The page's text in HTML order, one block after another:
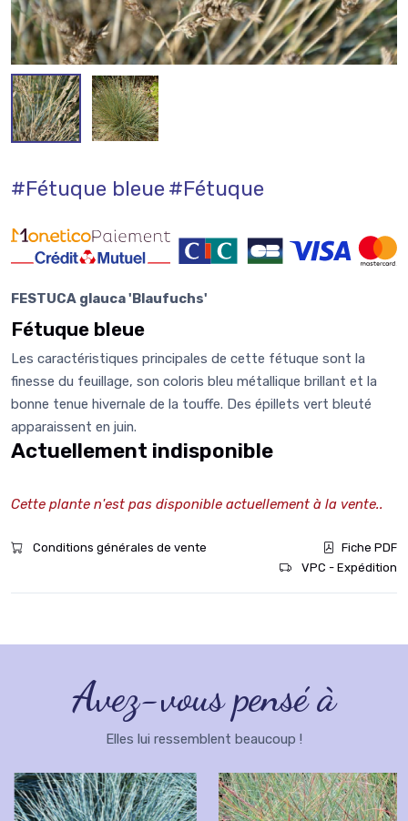
#Fétuque bleue#Fétuque
FESTUCA glauca 'Blaufuchs'
Fétuque bleue
Les caractéristiques principales de cette fétuque sont la
finesse du feuillage, son coloris bleu métallique brillant et la
bonne tenue hivernale de la touffe. Des épillets vert bleuté
apparaissent en juin.
Actuellement indisponible
Cette plante n'est pas disponible actuellement à la vente..
Conditions générales de vente
Fiche PDF
VPC - Expédition
Avez-vous pensé à
Elles lui ressemblent beaucoup !